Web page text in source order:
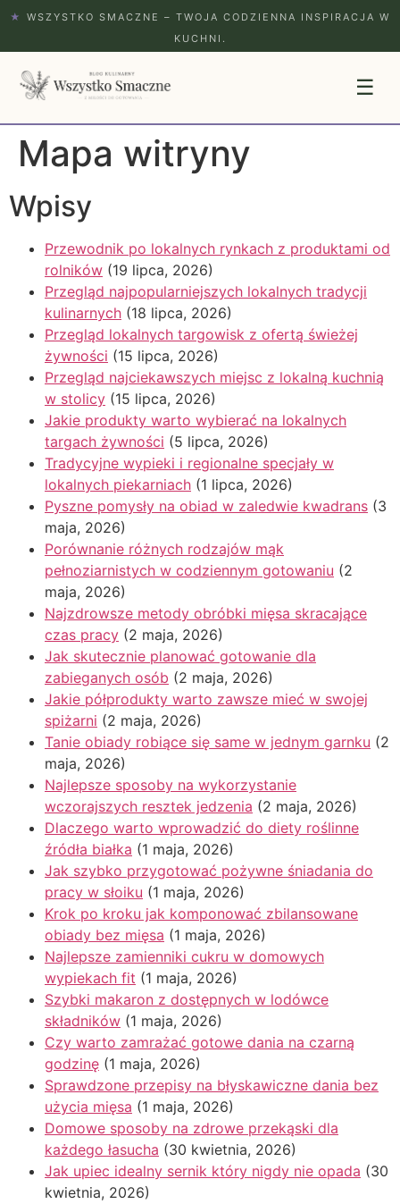
★
WSZYSTKO SMACZNE – TWOJA CODZIENNA INSPIRACJA W
KUCHNI.
☰
Mapa witryny
Wpisy
Przewodnik po lokalnych rynkach z produktami od
rolników (19 lipca, 2026)
Przegląd najpopularniejszych lokalnych tradycji
kulinarnych (18 lipca, 2026)
Przegląd lokalnych targowisk z ofertą świeżej
żywności (15 lipca, 2026)
Przegląd najciekawszych miejsc z lokalną kuchnią
w stolicy (15 lipca, 2026)
Jakie produkty warto wybierać na lokalnych
targach żywności (5 lipca, 2026)
Tradycyjne wypieki i regionalne specjały w
lokalnych piekarniach (1 lipca, 2026)
Pyszne pomysły na obiad w zaledwie kwadrans (3
maja, 2026)
Porównanie różnych rodzajów mąk
pełnoziarnistych w codziennym gotowaniu (2
maja, 2026)
Najzdrowsze metody obróbki mięsa skracające
czas pracy (2 maja, 2026)
Jak skutecznie planować gotowanie dla
zabieganych osób (2 maja, 2026)
Jakie półprodukty warto zawsze mieć w swojej
spiżarni (2 maja, 2026)
Tanie obiady robiące się same w jednym garnku (2
maja, 2026)
Najlepsze sposoby na wykorzystanie
wczorajszych resztek jedzenia (2 maja, 2026)
Dlaczego warto wprowadzić do diety roślinne
źródła białka (1 maja, 2026)
Jak szybko przygotować pożywne śniadania do
pracy w słoiku (1 maja, 2026)
Krok po kroku jak komponować zbilansowane
obiady bez mięsa (1 maja, 2026)
Najlepsze zamienniki cukru w domowych
wypiekach fit (1 maja, 2026)
Szybki makaron z dostępnych w lodówce
składników (1 maja, 2026)
Czy warto zamrażać gotowe dania na czarną
godzinę (1 maja, 2026)
Sprawdzone przepisy na błyskawiczne dania bez
użycia mięsa (1 maja, 2026)
Domowe sposoby na zdrowe przekąski dla
każdego łasucha (30 kwietnia, 2026)
Jak upiec idealny sernik który nigdy nie opada (30
kwietnia, 2026)